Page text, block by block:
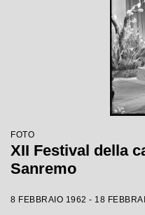
FOTO
XII Festival della
Sanremo
8 FEBBRAIO 1962 - 18